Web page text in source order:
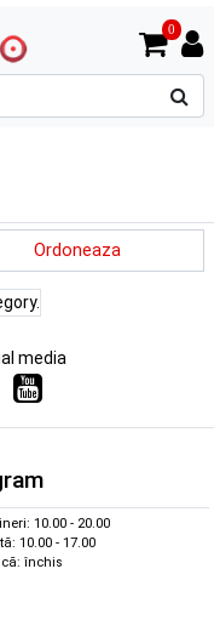
0
Ordoneaza
media
10.00 - 20.00
10.00 - 17.00
închis